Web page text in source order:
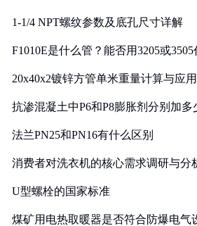
1-1/4 NPT螺纹参数及底孔尺寸详解
F1010E是什么管？能否用3205或3505
20x40x2镀锌方管单米重量计算与应
抗渗混凝土中P6和P8膨胀剂分别加多
法兰PN25和PN16有什么区别
消费者对洗衣机的核心需求调研与分
U型螺栓的国家标准
煤矿用电热取暖器是否符合防爆电气